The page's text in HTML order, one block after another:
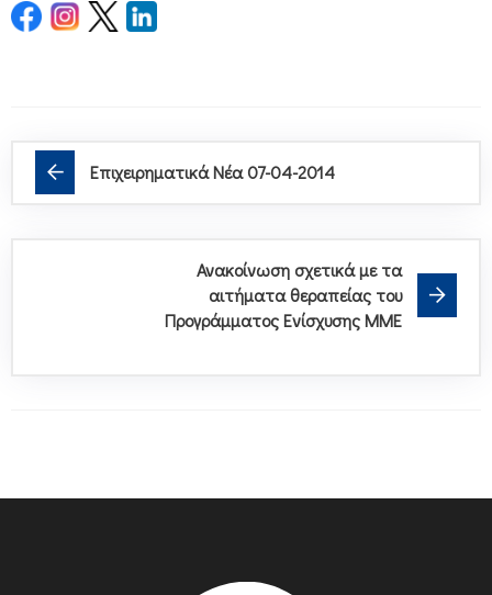
Επιχειρηματικά Νέα 07-04-2014
Ανακοίνωση σχετικά με τα
αιτήματα θεραπείας του
Προγράμματος Ενίσχυσης ΜΜΕ